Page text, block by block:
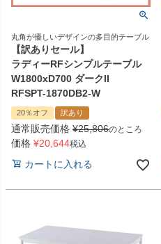
丸角が優しいデザインの多目的テーブル
【訳ありセール】
ラディーRFシンプルテーブル
W1800xD700 ダークII
RFSPT-1870DB2-W
20％オフ 訳あり
通常販売価格 ¥25,806のところ
価格 ¥20,644税込
カートに入れる